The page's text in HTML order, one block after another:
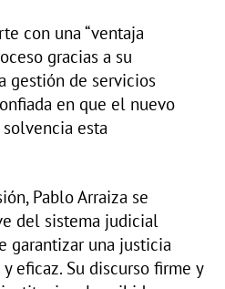
con una “ventaja
gracias a su
gestión de servicios
en que el nuevo
esta
Pablo Arraiza se
del sistema judicial
garantizar una justicia
eficaz. Su discurso firme y